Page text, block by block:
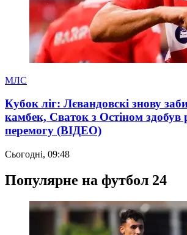
МЛС
Кубок ліг: Лєвандовскі знову
камбек, Сваток з Остіном здобув
перемогу (ВІДЕО)
Сьогодні, 09:48
Популярне на футбол 24